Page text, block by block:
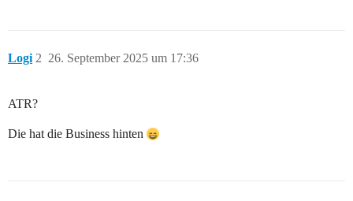
Logi 26. September 2025 um 17:36
2
ATR?
Die hat die Business hinten